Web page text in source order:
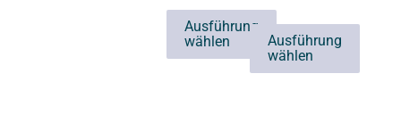
Ausführung
wählen
Ausführung
wählen